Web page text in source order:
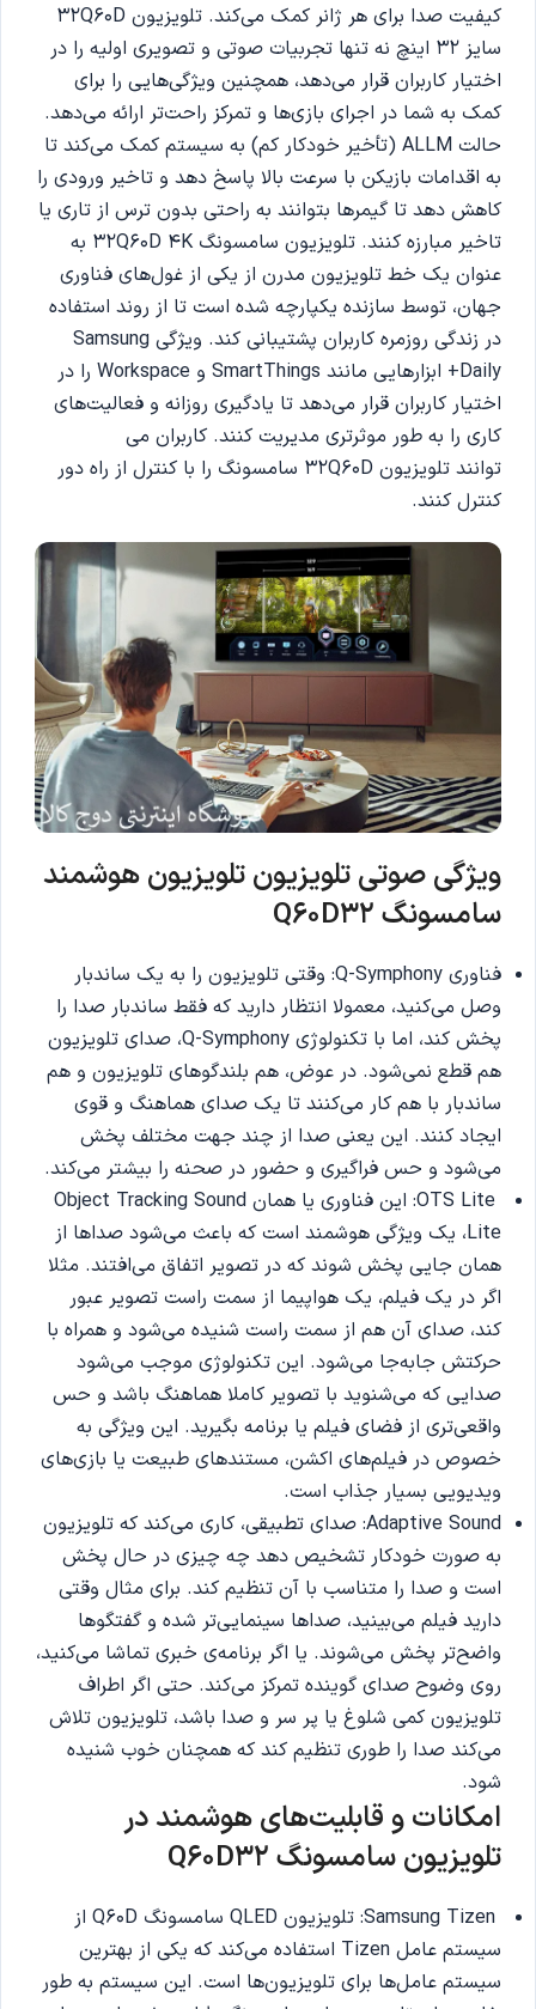
کیفیت صدا برای هر ژانر کمک می‌کند. تلویزیون 32Q60D
سایز 32 اینچ نه تنها تجربیات صوتی و تصویری اولیه را در
اختیار کاربران قرار می‌دهد، همچنین ویژگی‌هایی را برای
کمک به شما در اجرای بازی‌ها و تمرکز راحت‌تر ارائه می‌دهد.
حالت ALLM (تأخیر خودکار کم) به سیستم کمک می‌کند تا
به اقدامات بازیکن با سرعت بالا پاسخ دهد و تاخیر ورودی را
کاهش دهد تا گیمرها بتوانند به راحتی بدون ترس از تاری یا
تاخیر مبارزه کنند. تلویزیون سامسونگ 32Q60D 4K به
عنوان یک خط تلویزیون مدرن از یکی از غول‌های فناوری
جهان، توسط سازنده یکپارچه شده است تا از روند استفاده
در زندگی روزمره کاربران پشتیبانی کند. ویژگی Samsung
Daily+ ابزارهایی مانند SmartThings و Workspace را در
اختیار کاربران قرار می‌دهد تا یادگیری روزانه و فعالیت‌های
کاری را به طور موثرتری مدیریت کنند. کاربران می
توانند تلویزیون 32Q60D سامسونگ را با کنترل از راه دور
کنترل کنند.
ویژگی صوتی تلویزیون تلویزیون هوشمند
سامسونگ Q60D32
فناوری Q-Symphony: وقتی تلویزیون را به یک ساندبار
وصل می‌کنید، معمولا انتظار دارید که فقط ساندبار صدا را
پخش کند، اما با تکنولوژی Q-Symphony، صدای تلویزیون
هم قطع نمی‌شود. در عوض، هم بلندگوهای تلویزیون و هم
ساندبار با هم کار می‌کنند تا یک صدای هماهنگ و قوی
ایجاد کنند. این یعنی صدا از چند جهت مختلف پخش
می‌شود و حس فراگیری و حضور در صحنه را بیشتر می‌کند.
OTS Lite: این فناوری یا همان Object Tracking Sound
Lite، یک ویژگی هوشمند است که باعث می‌شود صداها از
همان جایی پخش شوند که در تصویر اتفاق می‌افتند. مثلا
اگر در یک فیلم، یک هواپیما از سمت راست تصویر عبور
کند، صدای آن هم از سمت راست شنیده می‌شود و همراه با
حرکتش جابه‌جا می‌شود. این تکنولوژی موجب می‌شود
صدایی که می‌شنوید با تصویر کاملا هماهنگ باشد و حس
واقعی‌تری از فضای فیلم یا برنامه بگیرید. این ویژگی به
خصوص در فیلم‌های اکشن، مستندهای طبیعت یا بازی‌های
ویدیویی بسیار جذاب است.
Adaptive Sound: صدای تطبیقی، کاری می‌کند که تلویزیون
به صورت خودکار تشخیص دهد چه چیزی در حال پخش
است و صدا را متناسب با آن تنظیم کند. برای مثال وقتی
دارید فیلم می‌بینید، صداها سینمایی‌تر شده و گفتگوها
واضح‌تر پخش می‌شوند. یا اگر برنامه‌ی خبری تماشا می‌کنید،
روی وضوح صدای گوینده تمرکز می‌کند. حتی اگر اطراف
تلویزیون کمی شلوغ یا پر سر و صدا باشد، تلویزیون تلاش
می‌کند صدا را طوری تنظیم کند که همچنان خوب شنیده
شود.
امکانات و قابلیت‌های هوشمند در
تلویزیون سامسونگ Q60D32
Samsung Tizen: تلویزیون QLED سامسونگ Q60D از
سیستم عامل Tizen استفاده می‌کند که یکی از بهترین
سیستم‌ عامل‌ها برای تلویزیون‌ها است. این سیستم‌ به طور